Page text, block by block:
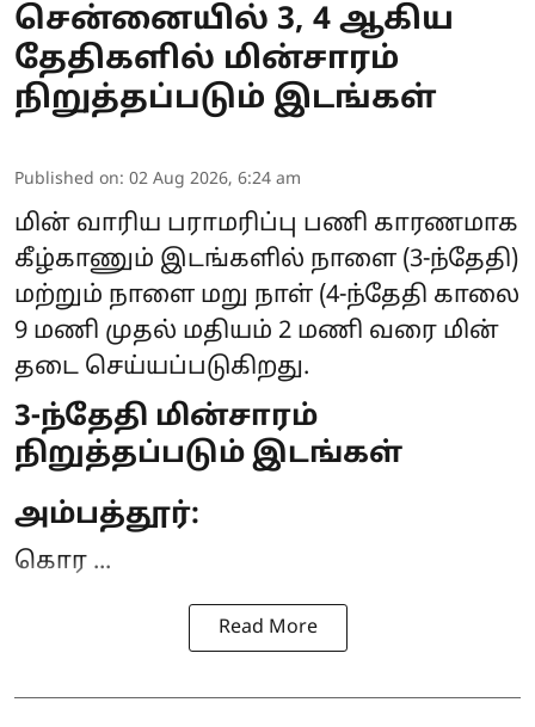
சென்னையில் 3, 4 ஆகிய
தேதிகளில் மின்சாரம்
நிறுத்தப்படும் இடங்கள்
Published on: 02 Aug 2026, 6:24 am
மின் வாரிய பராமரிப்பு பணி காரணமாக
கீழ்காணும் இடங்களில் நாளை (3-ந்தேதி)
மற்றும் நாளை மறு நாள் (4-ந்தேதி காலை
9 மணி முதல் மதியம் 2 மணி வரை மின்
தடை செய்யப்படுகிறது.
3-ந்தேதி மின்சாரம்
நிறுத்தப்படும் இடங்கள்
அம்பத்தூர்:
கொர ...
Read More